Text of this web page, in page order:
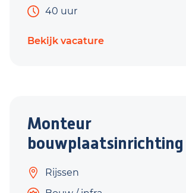
40 uur
Bekijk vacature
Monteur
bouwplaatsinrichting
Rijssen